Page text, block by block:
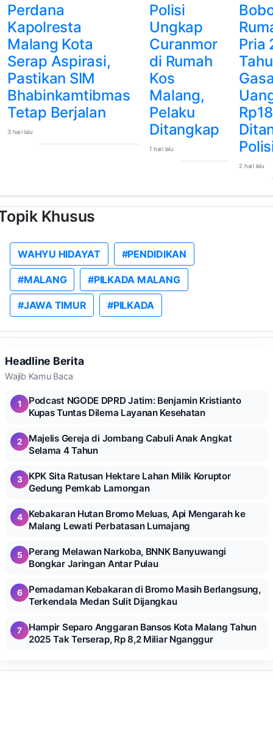
Perdana
Kapolresta
Malang Kota
Serap Aspirasi,
Pastikan SIM
Bhabinkamtibmas
Tetap Berjalan
3 hari lalu
Polisi
Ungkap
Curanmor
di Rumah
Kos
Malang,
Pelaku
Ditangkap
1 hari lalu
Pria
2 hari lalu
Khusus
WAHYU HIDAYAT #PENDIDIKAN
#MALANG #PILKADA MALANG
#JAWA TIMUR #PILKADA
Headline Berita
Wajib Kamu Baca
1
Podcast NGODE DPRD Jatim: Benjamin Kristianto
Kupas Tuntas Dilema Layanan Kesehatan
2
Majelis Gereja di Jombang Cabuli Anak Angkat
Selama 4 Tahun
3
KPK Sita Ratusan Hektare Lahan Milik Koruptor
Gedung Pemkab Lamongan
4
Kebakaran Hutan Bromo Meluas, Api Mengarah ke
Malang Lewati Perbatasan Lumajang
5
Perang Melawan Narkoba, BNNK Banyuwangi
Bongkar Jaringan Antar Pulau
6
Pemadaman Kebakaran di Bromo Masih Berlangsung,
Terkendala Medan Sulit Dijangkau
7
Hampir Separo Anggaran Bansos Kota Malang Tahun
2025 Tak Terserap, Rp 8,2 Miliar Nganggur